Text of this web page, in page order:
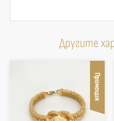
Другите
Промоция